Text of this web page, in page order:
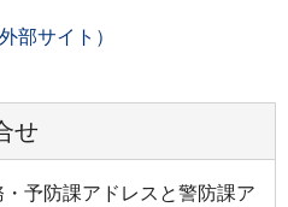
部サイト）
せ
予防課アドレスと警防課ア